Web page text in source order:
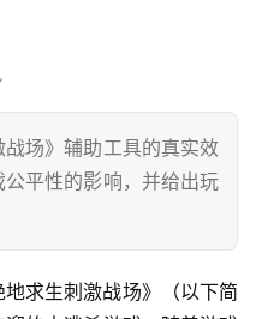
场》辅助工具的真实效
平性的影响，并给出玩
求生刺激战场》（以下简